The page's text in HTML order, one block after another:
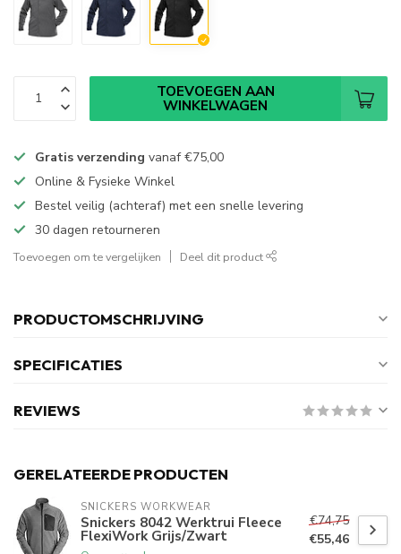
TOEVOEGEN AAN
WINKELWAGEN
Gratis verzending vanaf€75,00
Online & Fysieke Winkel
Bestel veilig (achteraf) met een snelle levering
30 dagen retourneren
Toevoegen om te vergelijken Deel dit product
PRODUCTOMSCHRIJVING
SPECIFICATIES
REVIEWS
GERELATEERDE PRODUCTEN
SNICKERS WORKWEAR
Snickers 8042 Werktrui Fleece
FlexiWork Grijs/Zwart
€74,75
€55,46